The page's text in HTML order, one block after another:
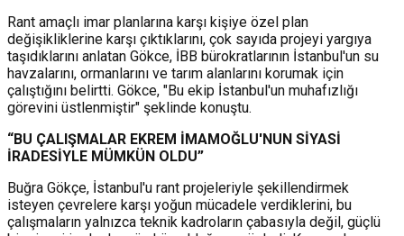
Rant amaçlı imar planlarına karşı kişiye özel plan
değişikliklerine karşı çıktıklarını, çok sayıda projeyi yargıya
taşıdıklarını anlatan Gökce, İBB bürokratlarının İstanbul'un su
havzalarını, ormanlarını ve tarım alanlarını korumak için
çalıştığını belirtti. Gökce, "Bu ekip İstanbul'un muhafızlığı
görevini üstlenmiştir" şeklinde konuştu.
“BU ÇALIŞMALAR EKREM İMAMOĞLU'NUN SİYASİ
İRADESİYLE MÜMKÜN OLDU”
Buğra Gökçe, İstanbul'u rant projeleriyle şekillendirmek
isteyen çevrelere karşı yoğun mücadele verdiklerini, bu
çalışmaların yalnızca teknik kadroların çabasıyla değil, güçlü